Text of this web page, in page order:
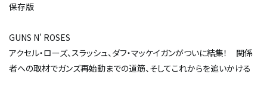
保存版
GUNS N' ROSES
アクセル・ローズ、スラッシュ、ダフ・マッケイガンがついに結集！ 関係
者への取材でガンズ再始動までの道筋、そしてこれからを追いかける